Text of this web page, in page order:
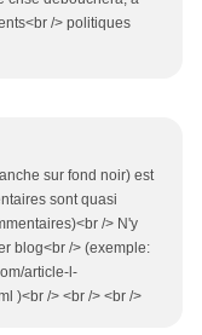
/> politiques
sur fond noir) est
sont quasi
/> N'y
blog<br /> (exemple:
article-l-
)<br /> <br /> <br />